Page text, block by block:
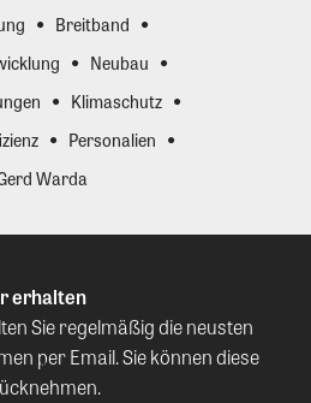
Breitband
Neubau
Klimaschutz
Personalien
Warda
erhalten
Sie regelmäßig die neusten
per Email. Sie können diese